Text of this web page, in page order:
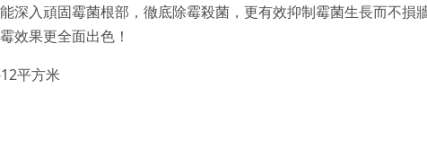
深入頑固霉菌根部，徹底除霉殺菌，更有效抑制霉菌生長而不
效果更全面出色！
平方米